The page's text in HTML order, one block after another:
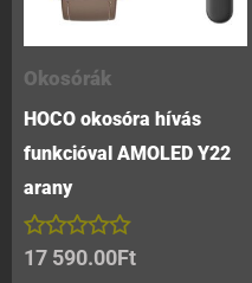
Okosórák
HOCO okosóra hívás
funkcióval AMOLED Y22
arany
Értékelés:
17 590.00Ft